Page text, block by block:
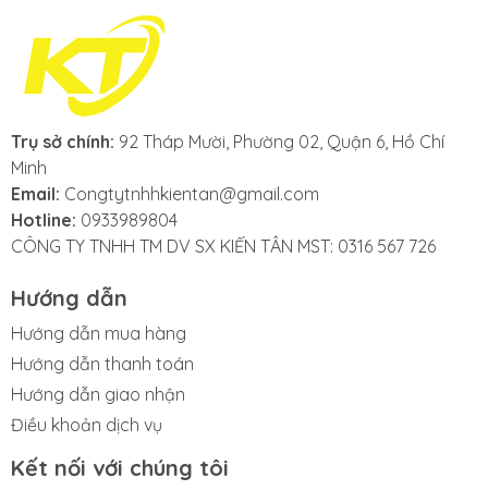
Trụ sở chính: 92 Tháp Mười, Phường 02, Quận 6, Hồ Chí
Minh
Email: Congtytnhhkientan@gmail.com
Hotline: 0933989804
CÔNG TY TNHH TM DV SX KIẾN TÂN MST: 0316 567 726
Hướng dẫn
Hướng dẫn mua hàng
Hướng dẫn thanh toán
Hướng dẫn giao nhận
Điều khoản dịch vụ
Kết nối với chúng tôi